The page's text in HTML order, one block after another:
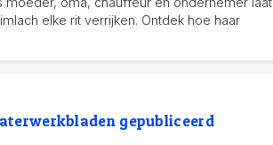
elke rit verrijken. Ontdek hoe haar
gepubliceerd